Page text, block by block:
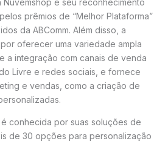
é seu reconhecimento
prêmios de “Melhor Plataforma”
da ABComm. Além disso, a
oferecer uma variedade ampla
a integração com canais de venda
Livre e redes sociais, e fornece
e vendas, como a criação de
conhecida por suas soluções de
de 30 opções para personalização